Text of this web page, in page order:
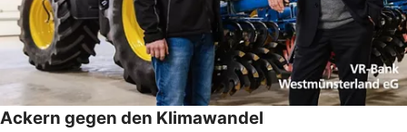
Ackern gegen den Klimawandel